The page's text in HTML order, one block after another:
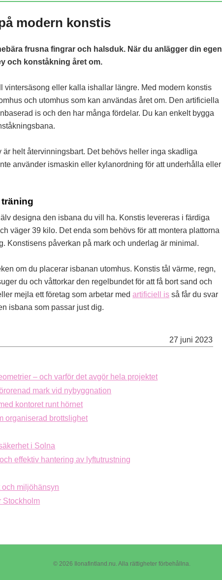
modern konstis
frusna fingrar och halsduk. När du anlägger din egen
och konståkning året om.
vintersäsong eller kalla ishallar längre. Med modern konstis
och utomhus som kan användas året om. Den artificiella
is och den har många fördelar. Du kan enkelt bygga
helt återvinningsbart. Det behövs heller inga skadliga
använder ismaskin eller kylanordning för att underhålla eller
designa den isbana du vill ha. Konstis levereras i färdiga
väger 39 kilo. Det enda som behövs för att montera plattorna
Konstisens påverkan på mark och underlag är minimal.
om du placerar isbanan utomhus. Konstis tål värme, regn,
du och våttorkar den regelbundet för att få bort sand och
mejla ett företag som arbetar medartificiell is så får du svar
isbana som passar just dig.
27 juni 2023
– och varför det avgör hela projektet
mark vid nybyggnation
kontoret runt hörnet
organiserad brottslighet
i Solna
effektiv hantering av lyftutrustning
och miljöhänsyn
Stockholm
© 2026 Ilonafintland.nu. Alla rättigheter förbehållna.